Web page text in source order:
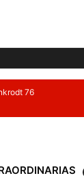
76